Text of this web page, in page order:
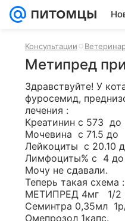
Консультации
Метипред
Здравствуйте! У
фуросемид,
лечения :
Креатинин с 573  до
Мочевина  с 71.5 до
Лейкоциты  с 20.10
Лимфоциты% с  4
Мочу не сдавали.
Теперь такая схема :
МЕТИПРЕД 4мг   1/2
Семинтра 0,35мл
Омепрозол 1капс.